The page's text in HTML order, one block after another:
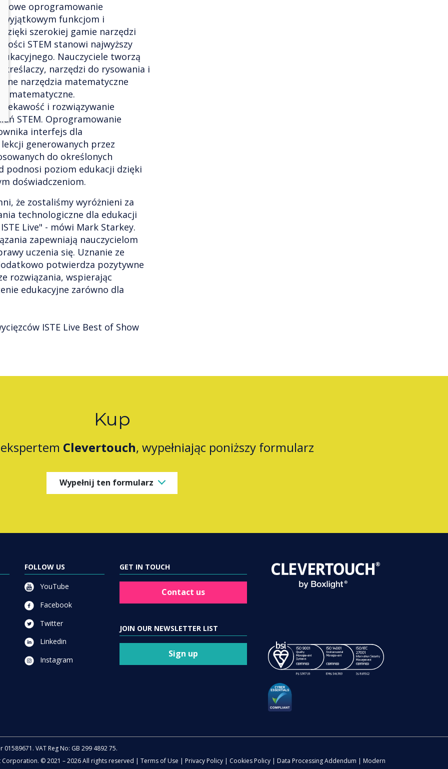
oprogramowanie
wyjątkowym funkcjom i
szerokiej gamie narzędzi
STEM stanowi najwyższy
Nauczyciele tworzą
narzędzi do rysowania i
narzędzia matematyczne
matematyczne.
i rozwiązywanie
STEM. Oprogramowanie
interfejs dla
generowanych przez
do określonych
podnosi poziom edukacji dzięki
doświadczeniom.
że zostaliśmy wyróżnieni za
technologiczne dla edukacji
Live" - mówi Mark Starkey.
zapewniają nauczycielom
uczenia się. Uznanie ze
potwierdza pozytywne
rozwiązania, wspierając
edukacyjne zarówno dla
ISTE Live Best of Show
Kup
Clevertouch, wypełniając poniższy formularz
Wypełnij ten formularz
FOLLOW US
YouTube
Facebook
Twitter
Linkedin
Instagram
GET IN TOUCH
Contact us
JOIN OUR NEWSLETTER LIST
Sign up
VAT Reg No: GB 299 4892 75.
© 2021 – 2026 All rights reserved | Terms of Use | Privacy Policy | Cookies Policy | Data Processing Addendum | Modern